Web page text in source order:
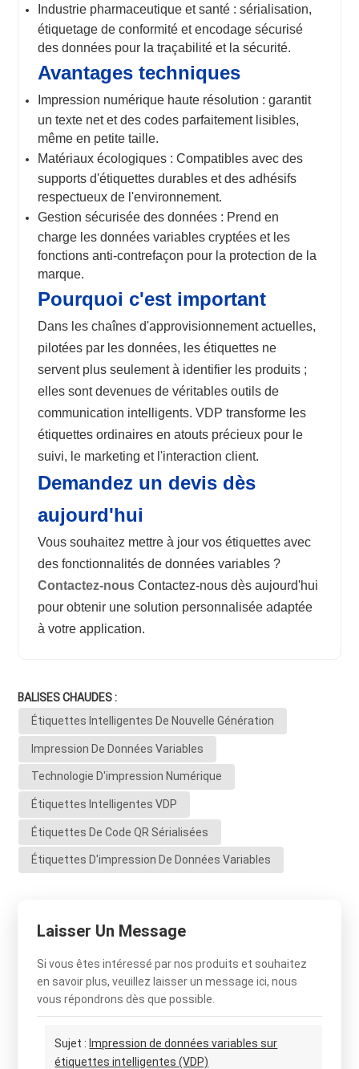
Industrie pharmaceutique et santé : sérialisation,
étiquetage de conformité et encodage sécurisé
des données pour la traçabilité et la sécurité.
Avantages techniques
Impression numérique haute résolution : garantit
un texte net et des codes parfaitement lisibles,
même en petite taille.
Matériaux écologiques : Compatibles avec des
supports d'étiquettes durables et des adhésifs
respectueux de l'environnement.
Gestion sécurisée des données : Prend en
charge les données variables cryptées et les
fonctions anti-contrefaçon pour la protection de la
marque.
Pourquoi c'est important
Dans les chaînes d'approvisionnement actuelles,
pilotées par les données, les étiquettes ne
servent plus seulement à identifier les produits ;
elles sont devenues de véritables outils de
communication intelligents. VDP transforme les
étiquettes ordinaires en atouts précieux pour le
suivi, le marketing et l'interaction client.
Demandez un devis dès
aujourd'hui
Vous souhaitez mettre à jour vos étiquettes avec
des fonctionnalités de données variables ?
Contactez-nous Contactez-nous dès aujourd'hui
pour obtenir une solution personnalisée adaptée
à votre application.
BALISES CHAUDES :
Étiquettes Intelligentes De Nouvelle Génération
Impression De Données Variables
Technologie D'impression Numérique
Étiquettes Intelligentes VDP
Étiquettes De Code QR Sérialisées
Étiquettes D'impression De Données Variables
Laisser Un Message
Si vous êtes intéressé par nos produits et souhaitez
en savoir plus, veuillez laisser un message ici, nous
vous répondrons dès que possible.
Sujet : Impression de données variables sur
étiquettes intelligentes (VDP)